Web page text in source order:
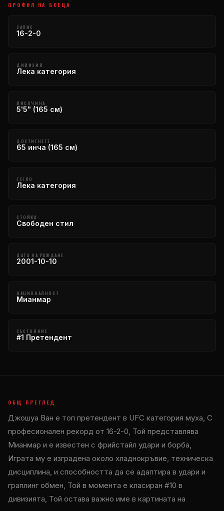
ПРОФИЛ НА БОЕЦА
ЗАПИС
16-2-0
ДИВИЗИЯ
Лека категория
ВИСОЧИНА
5'5" (165 см)
ДОСТИГНЕТЕ
65 инча (165 см)
ТЕГЛО
Лека категория
СТОЙКА
Свободен стил
ДАТА НА РАЖДАНЕ
2001-10-10
НАЦИОНАЛНОСТ
Мианмар
СЪСТОЯНИЕ
#1 Претендент
ОБЩ ПРЕГЛЕД
Джошуа Ван е топ претендент в UFC категория муха, С
професионален рекорд от 16-2-0, Той представлява
Мианмар и е известен с фрийстайл удари и борба,
Играта му е изградена около хладнокръвие, техническа
дисциплина, и способността да се адаптира в удари и
граплинг обмен, Той в момента е класиран #10 в
дивизията, Той остава важно име в картината на